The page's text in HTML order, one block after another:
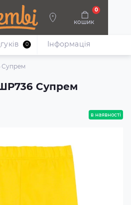
кошик
0
Немовлята Взуття
Супрем
Супрем
0 Iнформація
в наявності